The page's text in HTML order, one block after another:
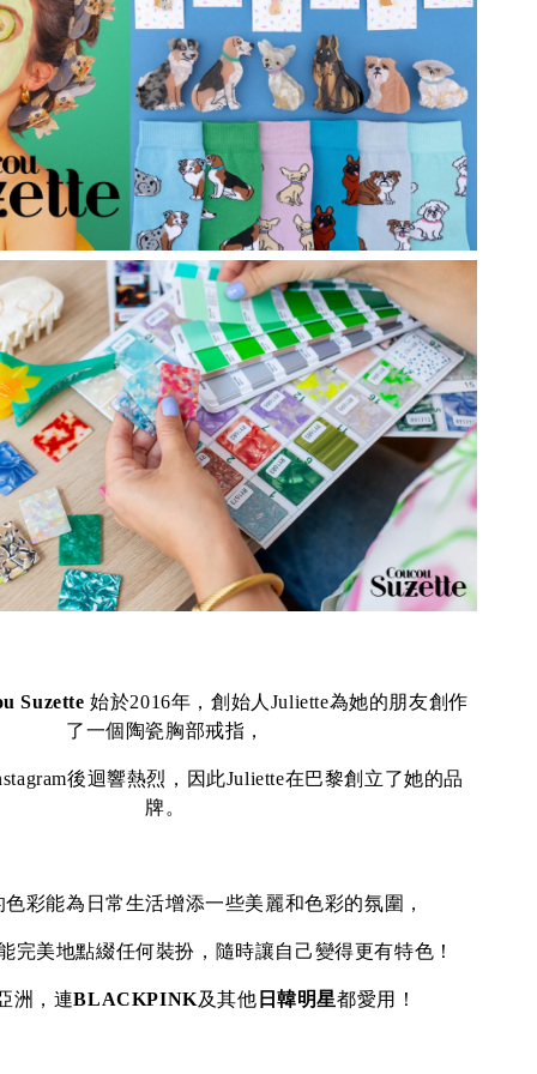
Suzette始於2016年，創始人Juliette為她的朋友創作
了一個陶瓷胸部戒指，
後迴響熱烈，因此Juliette在巴黎創立了她的品
牌。
彩能為日常生活增添一些美麗和色彩的氛圍，
完美地點綴任何裝扮，隨時讓自己變得更有特色！
洲，連BLACKPINK及其他 日韓明星都愛用！